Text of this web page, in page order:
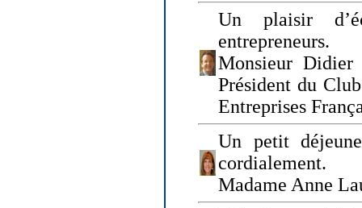
Un plaisir
entrepreneurs.
Monsieur
Président du
Entreprises
Un petit
cordialement.
Madame Anne